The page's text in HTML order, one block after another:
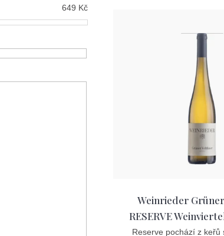
649 Kč
Weinrieder
RESERVE
Reserve pochází z keřů